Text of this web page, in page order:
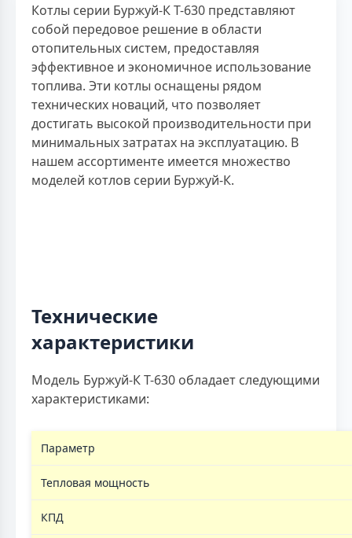
Котлы серии Буржуй-К Т-630 представляют
собой передовое решение в области
отопительных систем, предоставляя
эффективное и экономичное использование
топлива. Эти котлы оснащены рядом
технических новаций, что позволяет
достигать высокой производительности при
минимальных затратах на эксплуатацию. В
нашем ассортименте имеется множество
моделей котлов серии Буржуй-К.
Технические
характеристики
Модель Буржуй-К Т-630 обладает следующими
характеристиками:
Параметр
Тепловая мощность
КПД